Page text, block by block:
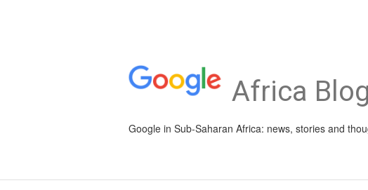
Africa Blog
Google in Sub-Saharan Africa: news, stories and